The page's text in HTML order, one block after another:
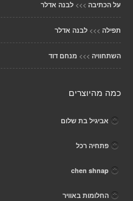
על הכתיבה >>> לבנה אדלר
תפילה >>> לבנה אדלר
השתחוויה >>> מנחם דוד
כמה מהיוצרים
אביגיל בת שלום
פתחיה רכל
chen shnap
החלומות באוויר